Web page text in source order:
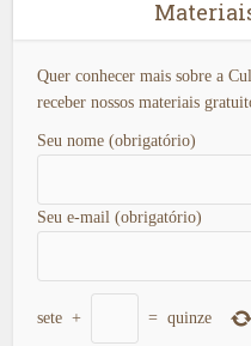
Quer conhecer mais sobre a
receber nossos materiais
Seu nome (obrigatório)
Seu e-mail (obrigatório)
sete + = quinze